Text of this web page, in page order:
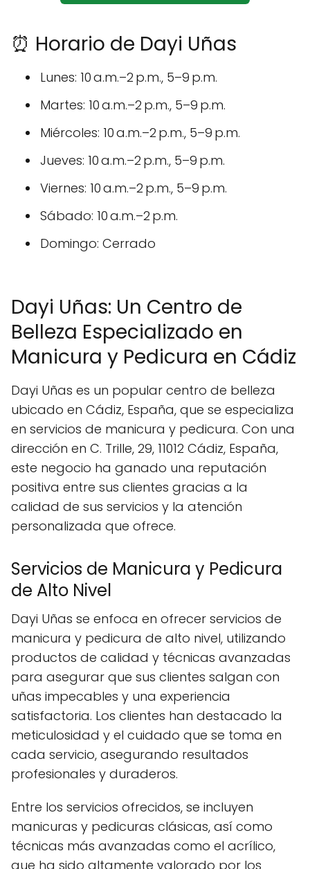
⏰ Horario de Dayi Uñas
Lunes: 10 a.m.–2 p.m., 5–9 p.m.
Martes: 10 a.m.–2 p.m., 5–9 p.m.
Miércoles: 10 a.m.–2 p.m., 5–9 p.m.
Jueves: 10 a.m.–2 p.m., 5–9 p.m.
Viernes: 10 a.m.–2 p.m., 5–9 p.m.
Sábado: 10 a.m.–2 p.m.
Domingo: Cerrado
Dayi Uñas: Un Centro de
Belleza Especializado en
Manicura y Pedicura en Cádiz
Dayi Uñas es un popular centro de belleza
ubicado en Cádiz, España, que se especializa
en servicios de manicura y pedicura. Con una
dirección en C. Trille, 29, 11012 Cádiz, España,
este negocio ha ganado una reputación
positiva entre sus clientes gracias a la
calidad de sus servicios y la atención
personalizada que ofrece.
Servicios de Manicura y Pedicura
de Alto Nivel
Dayi Uñas se enfoca en ofrecer servicios de
manicura y pedicura de alto nivel, utilizando
productos de calidad y técnicas avanzadas
para asegurar que sus clientes salgan con
uñas impecables y una experiencia
satisfactoria. Los clientes han destacado la
meticulosidad y el cuidado que se toma en
cada servicio, asegurando resultados
profesionales y duraderos.
Entre los servicios ofrecidos, se incluyen
manicuras y pedicuras clásicas, así como
técnicas más avanzadas como el acrílico,
que ha sido altamente valorado por los